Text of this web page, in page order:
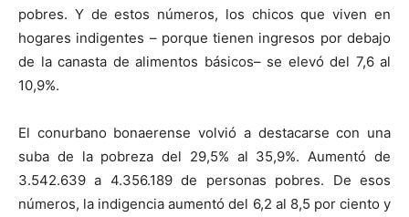
pobres. Y de estos números, los chicos que viven en
hogares indigentes – porque tienen ingresos por debajo
de la canasta de alimentos básicos– se elevó del 7,6 al
10,9%.
El conurbano bonaerense volvió a destacarse con una
suba de la pobreza del 29,5% al 35,9%. Aumentó de
3.542.639 a 4.356.189 de personas pobres. De esos
números, la indigencia aumentó del 6,2 al 8,5 por ciento y